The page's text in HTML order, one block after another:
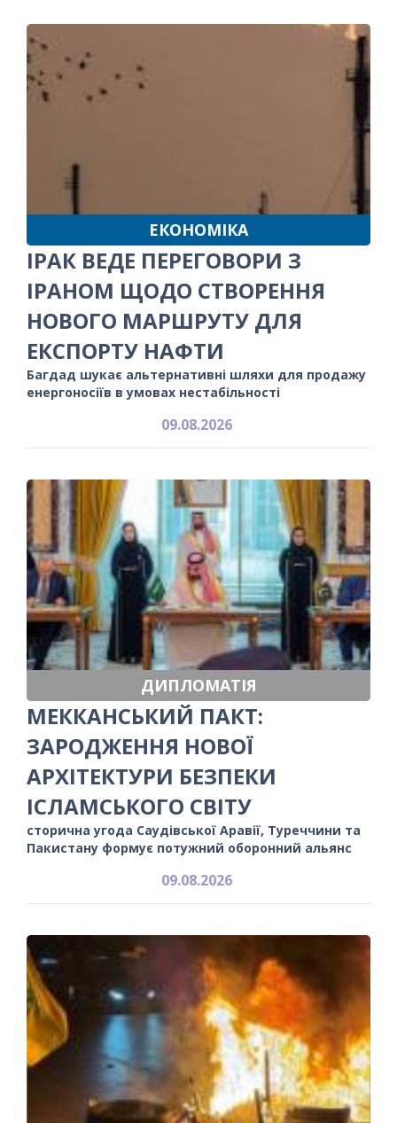
ЕКОНОМІКА
ІРАК ВЕДЕ ПЕРЕГОВОРИ З
ІРАНОМ ЩОДО СТВОРЕННЯ
НОВОГО МАРШРУТУ ДЛЯ
ЕКСПОРТУ НАФТИ
Багдад шукає альтернативні шляхи для продажу
енергоносіїв в умовах нестабільності
09.08.2026
ДИПЛОМАТІЯ
МЕККАНСЬКИЙ ПАКТ:
ЗАРОДЖЕННЯ НОВОЇ
АРХІТЕКТУРИ БЕЗПЕКИ
ІСЛАМСЬКОГО СВІТУ
сторична угода Саудівської Аравії, Туреччини та
Пакистану формує потужний оборонний альянс
09.08.2026